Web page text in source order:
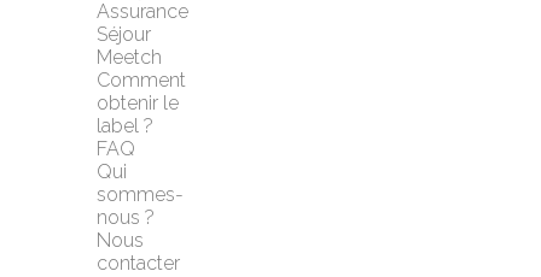
Assurance
Séjour
Meetch
Comment
obtenir le
label ?
FAQ
Qui
sommes-
nous ?
Nous
contacter